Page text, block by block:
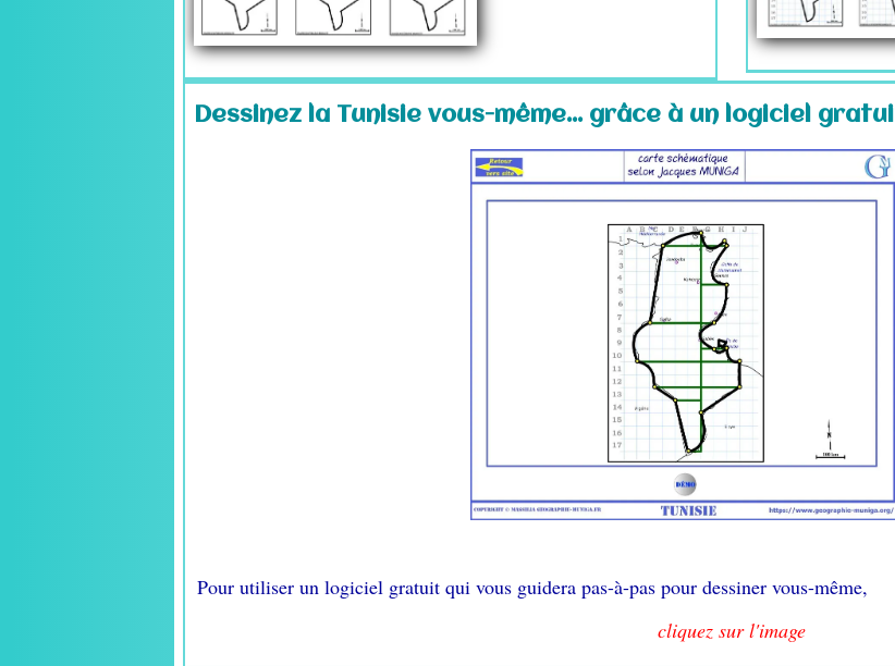
Dessinez la Tunisie vous-même... grâce à un logiciel
Pour utiliser un logiciel gratuit qui vous guidera pas-à-pas pour dessiner vous-même,
cliquez sur l'image